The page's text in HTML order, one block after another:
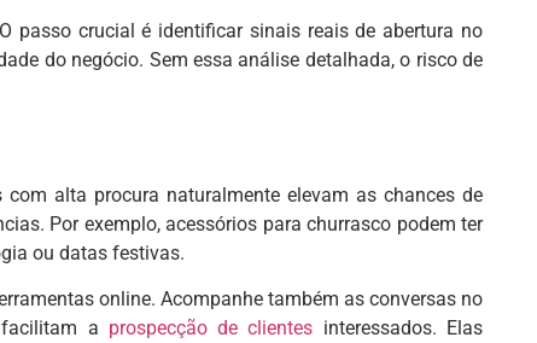
passo crucial é identificar sinais reais de abertura no
do negócio. Sem essa análise detalhada, o risco de
com alta procura naturalmente elevam as chances de
Por exemplo, acessórios para churrasco podem ter
ou datas festivas.
online. Acompanhe também as conversas no
a prospecção de clientes interessados. Elas